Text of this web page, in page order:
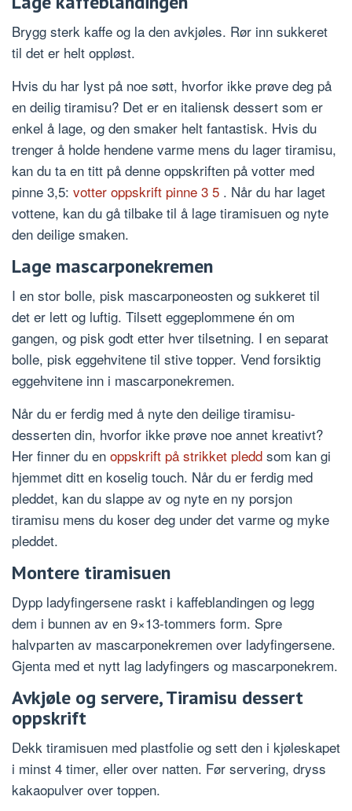
Brygg sterk kaffe og la den avkjøles. Rør inn sukkeret
til det er helt oppløst.
Hvis du har lyst på noe søtt, hvorfor ikke prøve deg på
en deilig tiramisu? Det er en italiensk dessert som er
enkel å lage, og den smaker helt fantastisk. Hvis du
trenger å holde hendene varme mens du lager tiramisu,
kan du ta en titt på denne oppskriften på votter med
pinne 3,5: votter oppskrift pinne 3 5 . Når du har laget
vottene, kan du gå tilbake til å lage tiramisuen og nyte
den deilige smaken.
Lage mascarponekremen
I en stor bolle, pisk mascarponeosten og sukkeret til
det er lett og luftig. Tilsett eggeplommene én om
gangen, og pisk godt etter hver tilsetning. I en separat
bolle, pisk eggehvitene til stive topper. Vend forsiktig
eggehvitene inn i mascarponekremen.
Når du er ferdig med å nyte den deilige tiramisu-
desserten din, hvorfor ikke prøve noe annet kreativt?
Her finner du en oppskrift på strikket pledd som kan gi
hjemmet ditt en koselig touch. Når du er ferdig med
pleddet, kan du slappe av og nyte en ny porsjon
tiramisu mens du koser deg under det varme og myke
pleddet.
Montere tiramisuen
Dypp ladyfingersene raskt i kaffeblandingen og legg
dem i bunnen av en 9×13-tommers form. Spre
halvparten av mascarponekremen over ladyfingersene.
Gjenta med et nytt lag ladyfingers og mascarponekrem.
Avkjøle og servere, Tiramisu dessert
oppskrift
Dekk tiramisuen med plastfolie og sett den i kjøleskapet
i minst 4 timer, eller over natten. Før servering, dryss
kakaopulver over toppen.